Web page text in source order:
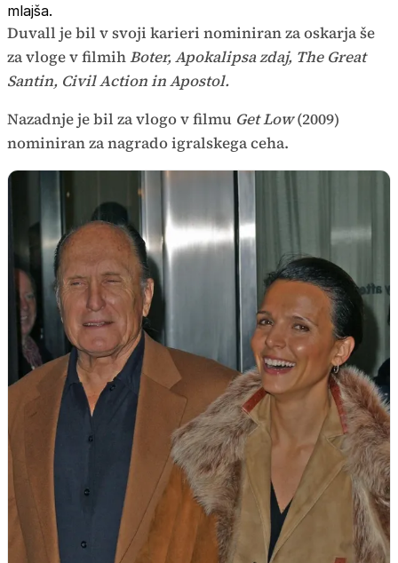
mlajša.
Duvall je bil v svoji karieri nominiran za oskarja še
za vloge v filmihBoter, Apokalipsa zdaj, The Great
Santin, Civil Action in Apostol.
Nazadnje je bil za vlogo v filmu Get Low(2009)
nominiran za nagrado igralskega ceha.